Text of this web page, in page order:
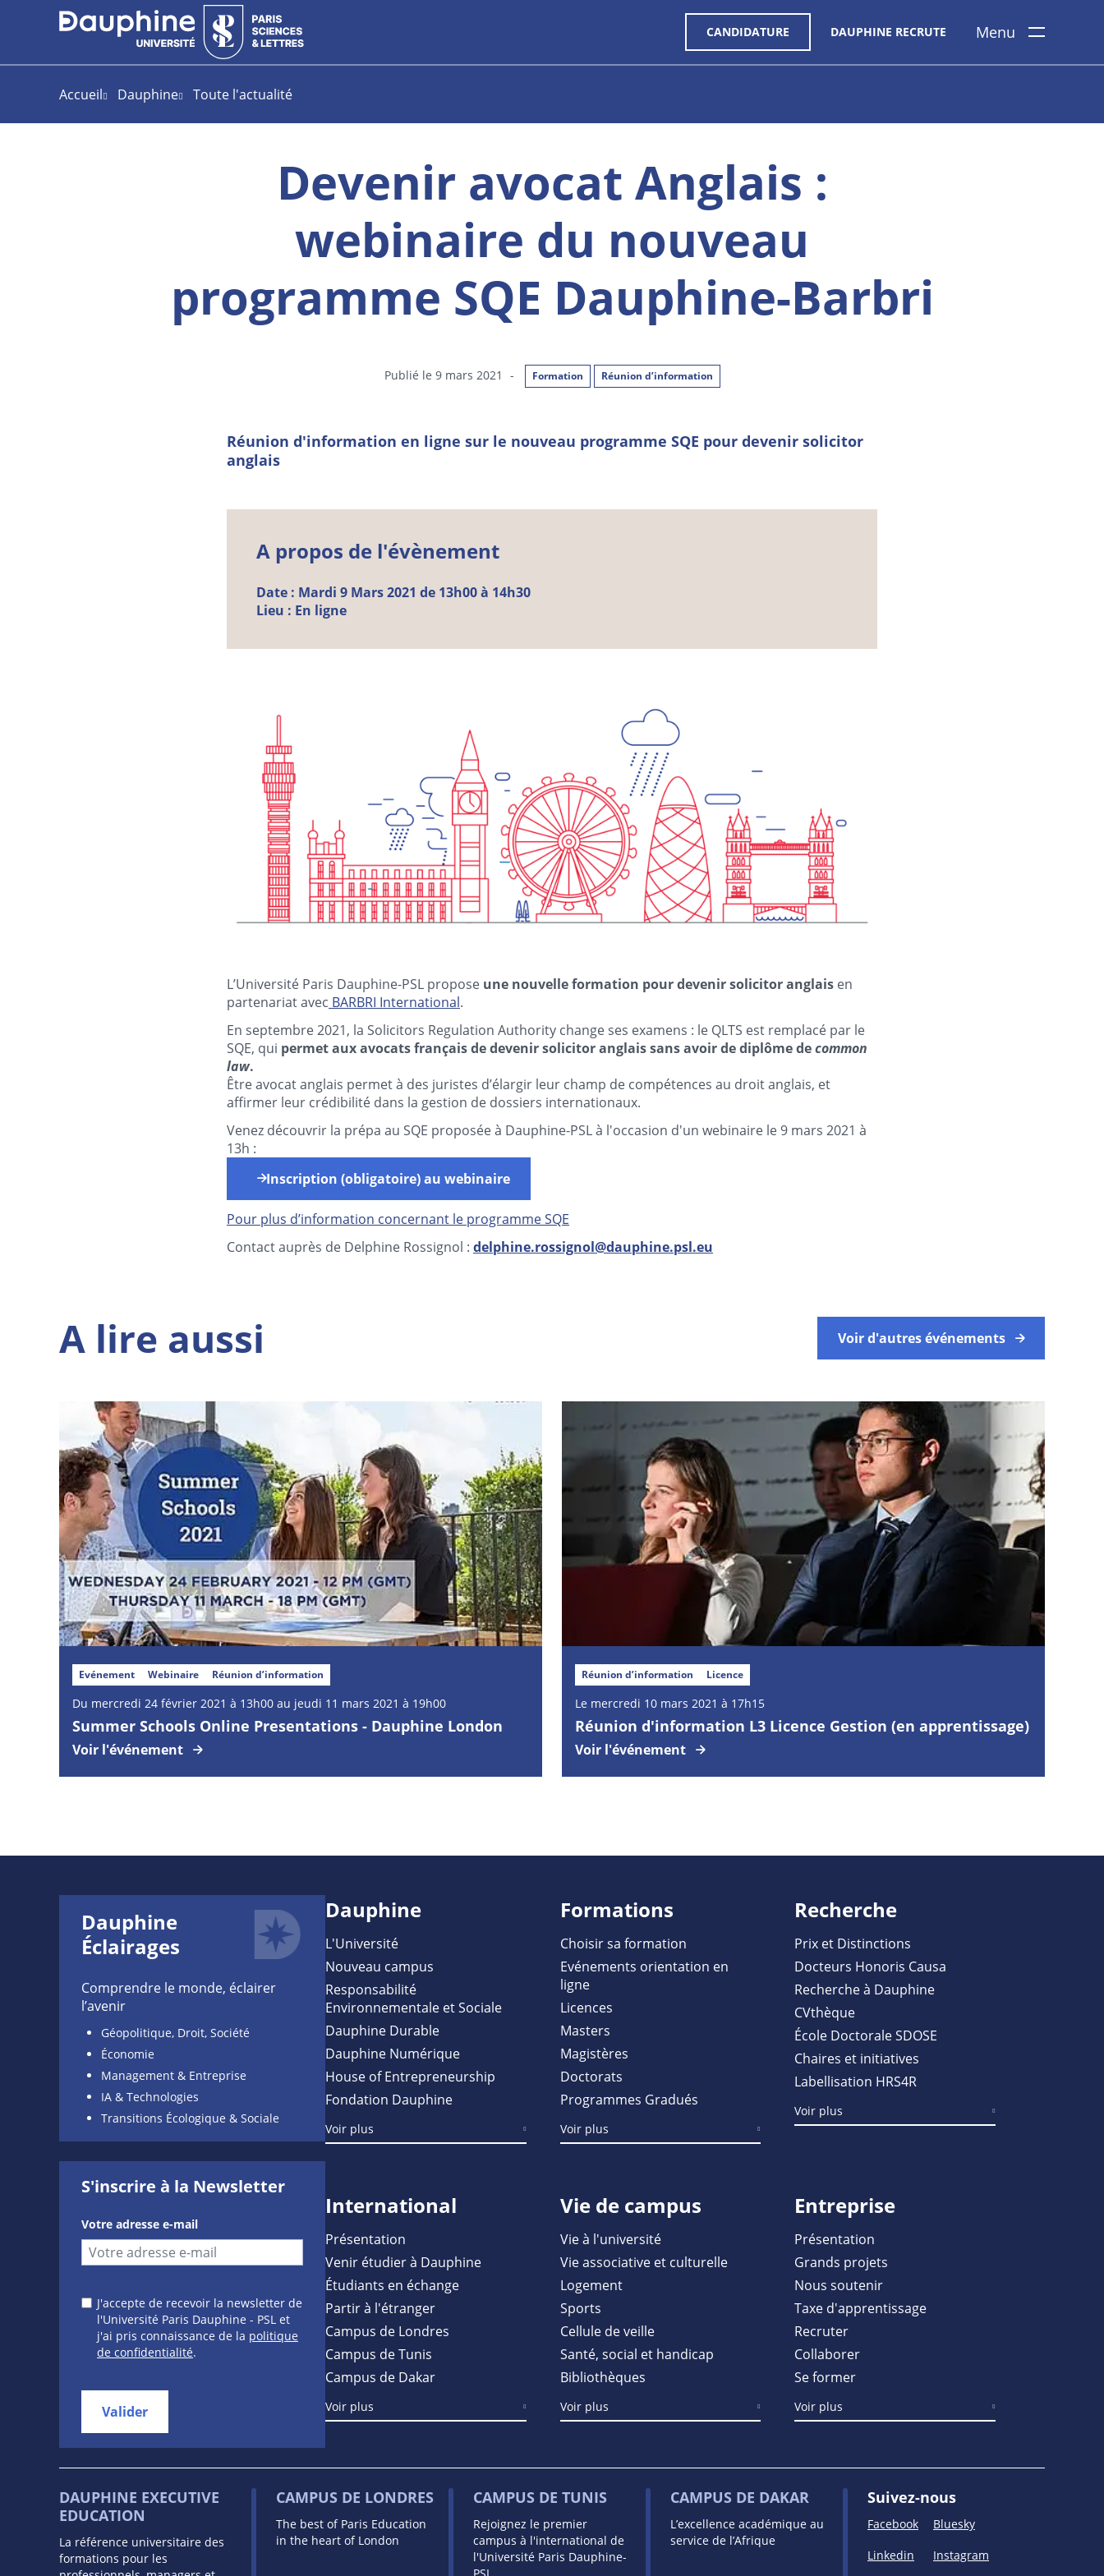
CANDIDATURE DAUPHINE RECRUTE Menu
Accueil Dauphine Toute l'actualité
Devenir avocat Anglais :
webinaire du nouveau
programme SQE Dauphine-Barbri
Publié le 9 mars 2021 - Formation Réunion d’information
Réunion d'information en ligne sur le nouveau programme SQE pour devenir solicitor
anglais
A propos de l'évènement
Date : Mardi 9 Mars2021 de 13h00 à 14h30
Lieu : En ligne
L’Université Paris Dauphine-PSL propose une nouvelle formation pour devenir solicitor anglais en
partenariat avec BARBRI International.
En septembre 2021, la Solicitors Regulation Authority change ses examens : le QLTS est remplacé par le
SQE, qui permet aux avocats français de devenir solicitor anglais sans avoir de diplôme decommon
law.
Être avocat anglais permet à des juristes d’élargir leur champ de compétences au droit anglais, et
affirmer leur crédibilité dans la gestion de dossiers internationaux.
Venez découvrir la prépa au SQE proposée à Dauphine-PSL à l'occasion d'un webinaire le 9 mars 2021 à
13h :
Inscription (obligatoire) au webinaire
Pour plus d’information concernant le programme SQE
Contact auprès de Delphine Rossignol : delphine.rossignol@dauphine.psl.eu
A lire aussi Voir d'autres événements
Evénement Webinaire Réunion d’information
Du mercredi 24 février 2021 à 13h00 au jeudi 11 mars 2021 à 19h00
Summer Schools Online Presentations - Dauphine London
Voir l'événement
Réunion d’information Licence
Le mercredi 10 mars 2021 à 17h15
Réunion d'information L3 Licence Gestion (en apprentissage)
Voir l'événement
Dauphine
Éclairages
Comprendre le monde, éclairer
l’avenir
Géopolitique, Droit, Société
Économie
Management & Entreprise
IA & Technologies
Transitions Écologique & Sociale
S'inscrire à la Newsletter
Votre adresse e-mail
J'accepte de recevoir la newsletter de
l'Université Paris Dauphine - PSL et
j'ai pris connaissance de la politique
de confidentialité.
Valider
Dauphine
L'Université
Nouveau campus
Responsabilité
Environnementale et Sociale
Dauphine Durable
Dauphine Numérique
House of Entrepreneurship
Fondation Dauphine
Voir plus
Formations
Choisir sa formation
Evénements orientation en
ligne
Licences
Masters
Magistères
Doctorats
Programmes Gradués
Voir plus
Recherche
Prix et Distinctions
Docteurs Honoris Causa
Recherche à Dauphine
CVthèque
École Doctorale SDOSE
Chaires et initiatives
Labellisation HRS4R
Voir plus
International
Présentation
Venir étudier à Dauphine
Étudiants en échange
Partir à l'étranger
Campus de Londres
Campus de Tunis
Campus de Dakar
Voir plus
Vie de campus
Vie à l'université
Vie associative et culturelle
Logement
Sports
Cellule de veille
Santé, social et handicap
Bibliothèques
Voir plus
Entreprise
Présentation
Grands projets
Nous soutenir
Taxe d'apprentissage
Recruter
Collaborer
Se former
Voir plus
DAUPHINE EXECUTIVE
EDUCATION
La référence universitaire des
formations pour les
CAMPUS DE LONDRES
The best of Paris Education
in the heart of London
CAMPUS DE TUNIS
Rejoignez le premier
campus à l'international de
l'Université Paris Dauphine-
CAMPUS DE DAKAR
L’excellence académique au
service de l’Afrique
Suivez-nous
Facebook
Bluesky
Linkedin
Instagram